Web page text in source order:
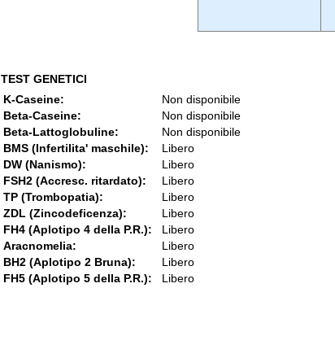
TEST GENETICI
K-Caseine:
Non disponibile
Beta-Caseine:
Non disponibile
Beta-Lattoglobuline:
Non disponibile
BMS (Infertilita' maschile):
Libero
DW (Nanismo):
Libero
FSH2 (Accresc. ritardato):
Libero
TP (Trombopatia):
Libero
ZDL (Zincodeficenza):
Libero
FH4 (Aplotipo 4 della P.R.):
Libero
Aracnomelia:
Libero
BH2 (Aplotipo 2 Bruna):
Libero
FH5 (Aplotipo 5 della P.R.):
Libero